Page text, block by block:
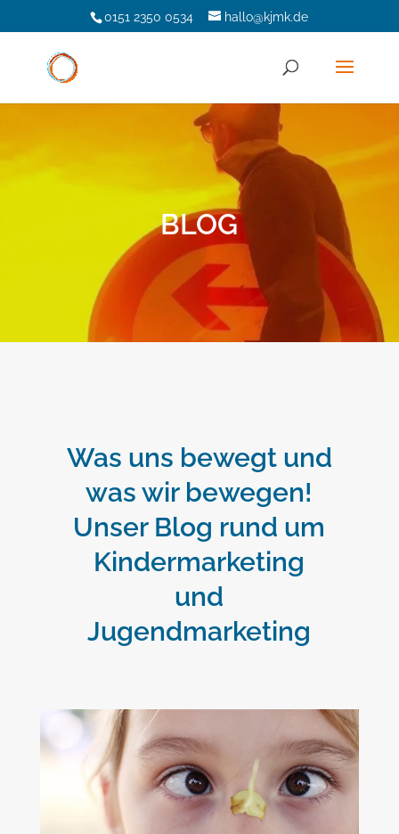
0151 2350 0534 hallo@kjmk.de
BLOG
Was uns bewegt und
was wir bewegen!
Unser Blog rund um
Kindermarketing
und
Jugendmarketing